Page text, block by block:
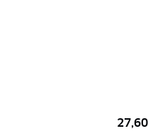
27,60